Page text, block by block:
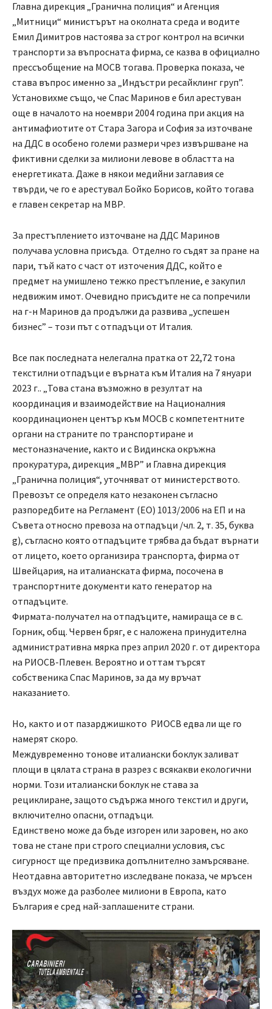
Главна дирекция „Гранична полиция“ и Агенция
„Митници“ министърът на околната среда и водите
Емил Димитров настоява за строг контрол на всички
транспорти за въпросната фирма, се казва в официално
прессъобщение на МОСВ тогава. Проверка показа, че
става въпрос именно за „Индъстри ресайклинг груп”.
Установихме също, че Спас Маринов е бил арестуван
още в началото на ноември 2004 година при акция на
антимафиотите от Стара Загора и София за източване
на ДДС в особено големи размери чрез извършване на
фиктивни сделки за милиони левове в областта на
енергетиката. Даже в някои медийни заглавия се
твърди, че го е арестувал Бойко Борисов, който тогава
е главен секретар на МВР.
За престъплението източване на ДДС Маринов
получава условна присъда. Отделно го съдят за пране на
пари, тъй като с част от източения ДДС, който е
предмет на умишлено тежко престъпление, е закупил
недвижим имот. Очевидно присъдите не са попречили
на г-н Маринов да продължи да развива „успешен
бизнес” – този път с отпадъци от Италия.
Все пак последната нелегална пратка от 22,72 тона
текстилни отпадъци е върната към Италия на 7 януари
2023 г.. „Това стана възможно в резултат на
координация и взаимодействие на Националния
координационен център към МОСВ с компетентните
органи на страните по транспортиране и
местоназначение, както и с Видинска окръжна
прокуратура, дирекция „МВР” и Главна дирекция
„Гранична полиция“, уточняват от министерството.
Превозът се определя като незаконен съгласно
разпоредбите на Регламент (ЕО) 1013/2006 на ЕП и на
Съвета относно превоза на отпадъци /чл. 2, т. 35, буква
g), съгласно която отпадъците трябва да бъдат върнати
от лицето, което организира транспорта, фирма от
Швейцария, на италианската фирма, посочена в
транспортните документи като генератор на
отпадъците.
Фирмата-получател на отпадъците, намираща се в с.
Горник, общ. Червен бряг, е с наложена принудителна
административна мярка през април 2020 г. от директора
на РИОСВ-Плевен. Вероятно и оттам търсят
собственика Спас Маринов, за да му връчат
наказанието.
Но, както и от пазарджишкото РИОСВ едва ли ще го
намерят скоро.
Междувременно тонове италиански боклук заливат
площи в цялата страна в разрез с всякакви екологични
норми. Този италиански боклук не става за
рециклиране, защото съдържа много текстил и други,
включително опасни, отпадъци.
Единствено може да бъде изгорен или заровен, но ако
това не стане при строго специални условия, със
сигурност ще предизвика допълнително замърсяване.
Неотдавна авторитетно изследване показа, че мръсен
въздух може да разболее милиони в Европа, като
България е сред най-заплашените страни.